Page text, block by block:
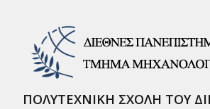
ΠΟΛΥΤΕΧΝΙΚΗ ΣΧΟΛΗ ΤΟΥ